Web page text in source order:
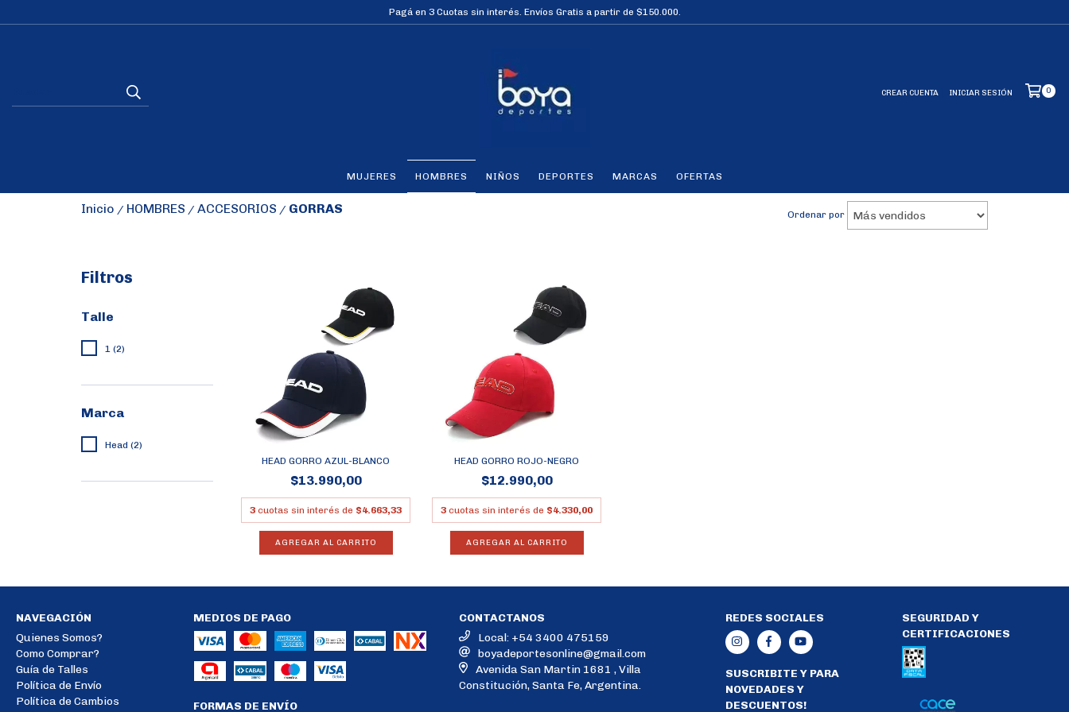
Pagá en 3 Cuotas sin interés. Envíos Gratis a partir de $150.000.
CREAR CUENTA INICIAR SESIÓN 0
MUJERES HOMBRES NIÑOS DEPORTES MARCAS OFERTAS
Inicio / HOMBRES / ACCESORIOS / GORRAS Ordenar por
Filtros
Talle
1 (2)
Marca
Head (2)
HEAD GORRO AZUL-BLANCO
$13.990,00
3 cuotas sin interés de $4.663,33
AGREGAR AL CARRITO
HEAD GORRO ROJO-NEGRO
$12.990,00
3 cuotas sin interés de $4.330,00
AGREGAR AL CARRITO
NAVEGACIÓN
Quienes Somos?
Como Comprar?
Guía de Talles
Política de Envío
Política de Cambios
MEDIOS DE PAGO
FORMAS DE ENVÍO
CONTACTANOS
Local: +54 3400 475159
boyadeportesonline@gmail.com
Avenida San Martin 1681 , Villa
Constitución, Santa Fe, Argentina.
REDES SOCIALES
SUSCRIBITE Y PARA
NOVEDADES Y
DESCUENTOS!
SEGURIDAD Y
CERTIFICACIONES